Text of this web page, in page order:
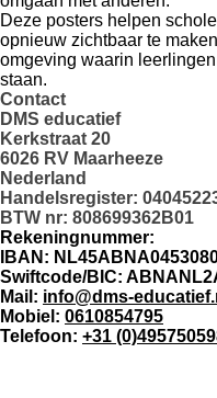
Deze posters helpen
opnieuw zichtbaar te
omgeving waarin
staan.
Contact
DMS educatief
Kerkstraat 20
6026 RV Maarheeze
Nederland
Handelsregister:
BTW nr: 808699362B01
Rekeningnummer:
IBAN:
Swiftcode/BIC:
Mail: info@dms-
Mobiel: 0610854795
Telefoon: +31